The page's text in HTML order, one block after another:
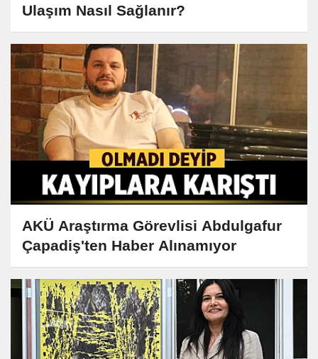
Ulaşım Nasıl Sağlanır?
AKÜ Araştırma Görevlisi Abdulgafur
Çapadiş'ten Haber Alınamıyor